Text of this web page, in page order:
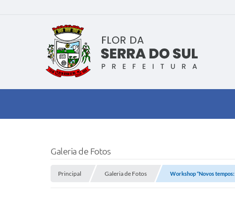
Galeria de Fotos
Principal Galeria de Fotos Workshop “Novos